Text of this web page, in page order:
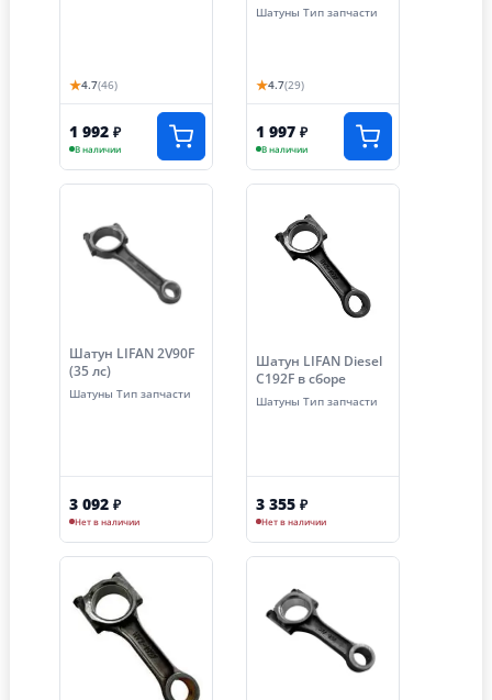
★4.7(46)
1 992 ₽
В наличии
Шатуны Тип запчасти
★4.7(29)
1 997 ₽
В наличии
Шатун LIFAN 2V90F
(35 лс)
Шатуны Тип запчасти
3 092 ₽
Нет в наличии
Шатун LIFAN Diesel
C192F в сборе
Шатуны Тип запчасти
3 355 ₽
Нет в наличии